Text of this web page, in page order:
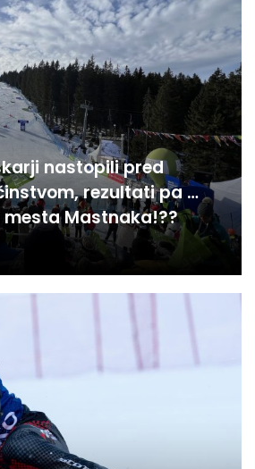
nastopili pred
rezultati pa …
Mastnaka!??